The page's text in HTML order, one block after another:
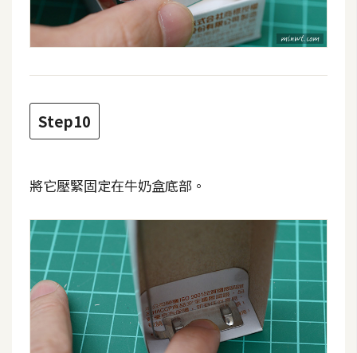
開
發
熱
門
文
全
站
導
覽
Step10
將它壓緊固定在牛奶盒底部。